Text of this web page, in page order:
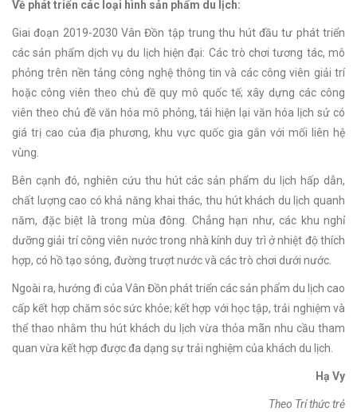
Về phát triển các loại hình sản phẩm du lịch:
Giai đoạn 2019-2030 Vân Đồn tập trung thu hút đầu tư phát triển
các sản phẩm dịch vụ du lịch hiện đại: Các trò chơi tương tác, mô
phỏng trên nền tảng công nghệ thông tin và các công viên giải trí
hoặc công viên theo chủ đề quy mô quốc tế; xây dựng các công
viên theo chủ đề văn hóa mô phỏng, tái hiện lại văn hóa lịch sử có
giá trị cao của địa phương, khu vực quốc gia gắn với mối liên hệ
vùng.
Bên cạnh đó, nghiên cứu thu hút các sản phẩm du lịch hấp dẫn,
chất lượng cao có khả năng khai thác, thu hút khách du lịch quanh
năm, đặc biệt là trong mùa đông. Chẳng hạn như, các khu nghỉ
dưỡng giải trí công viên nước trong nhà kính duy trì ở nhiệt độ thích
hợp, có hồ tạo sóng, đường trượt nước và các trò chơi dưới nước.
Ngoài ra, hướng đi của Vân Đồn phát triển các sản phẩm du lịch cao
cấp kết hợp chăm sóc sức khỏe; kết hợp với học tập, trải nghiệm và
thể thao nhằm thu hút khách du lịch vừa thỏa mãn nhu cầu tham
quan vừa kết hợp được đa dạng sự trải nghiệm của khách du lịch.
Hạ Vy
Theo Trí thức trẻ